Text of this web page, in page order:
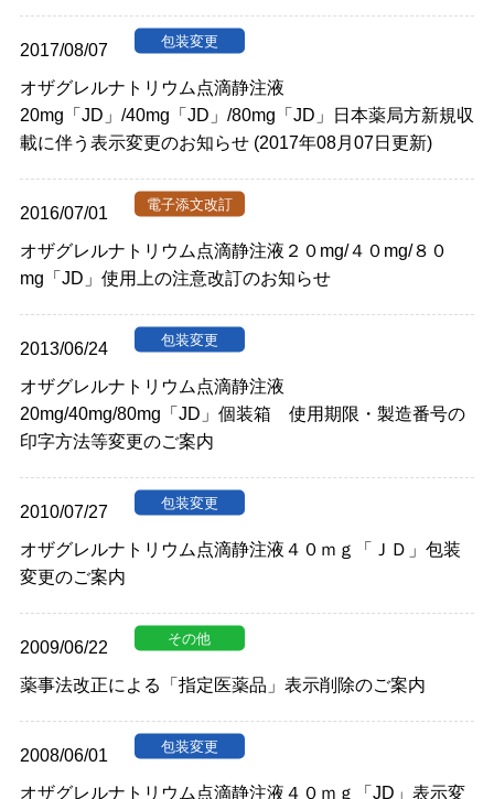
2017/08/07
オザグレルナトリウム点滴静注液
20mg「JD」/40mg「JD」/80mg「JD」日本薬局方新規収
載に伴う表示変更のお知らせ (2017年08月07日更新)
2016/07/01
オザグレルナトリウム点滴静注液２０mg/４０mg/８０
mg「JD」使用上の注意改訂のお知らせ
2013/06/24
オザグレルナトリウム点滴静注液
20mg/40mg/80mg「JD」個装箱 使用期限・製造番号の
印字方法等変更のご案内
2010/07/27
オザグレルナトリウム点滴静注液４０ｍｇ「ＪＤ」包装
変更のご案内
2009/06/22
薬事法改正による「指定医薬品」表示削除のご案内
2008/06/01
オザグレルナトリウム点滴静注液４０ｍｇ「JD」表示変